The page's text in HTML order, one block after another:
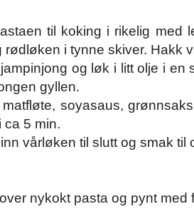
til koking i rikelig med
rødløken i tynne skiver. Hakk
og løk i litt olje i en
gyllen.
matfløte, soyasaus,
ca 5 min.
vårløken til slutt og smak til
nykokt pasta og pynt med